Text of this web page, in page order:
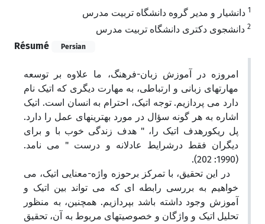
1 دانشیار و مدیر گروه دانشگاه تربیت مدرس
2 دانشجوی دکتری دانشگاه تربیت مدرس
Résumé
Persian
امروزه در آموزش زبان-فرهنگ، ما علاوه بر توسعه
مهارتهای زبانی و ارتباطی، به مهارت دیگری که اتیک نام
دارد می پردازیم. توجه اتیک، احترام به انسان است. اتیک
اشاره به هر گونه سؤال در مورد بهترینهای عمل را دارد.
پل ریکورهدف اتیک را، " هدف زندگی خوب با و برای
دیگران فقط درشرایط عادلانه و درست " می نامد.
(1990: 202).
در این تحقیق، با تمرکز برحوزه واژه-معنایی اتیک، می
خواهیم به بررسی رابطه ای که می تواند بین اتیک و
آموزش وجود داشته باشد بپردازیم. همچنین، به منظور
تحلیل اتیک و واژگان و خصوصیتهای مربوط به آن، تحقیق